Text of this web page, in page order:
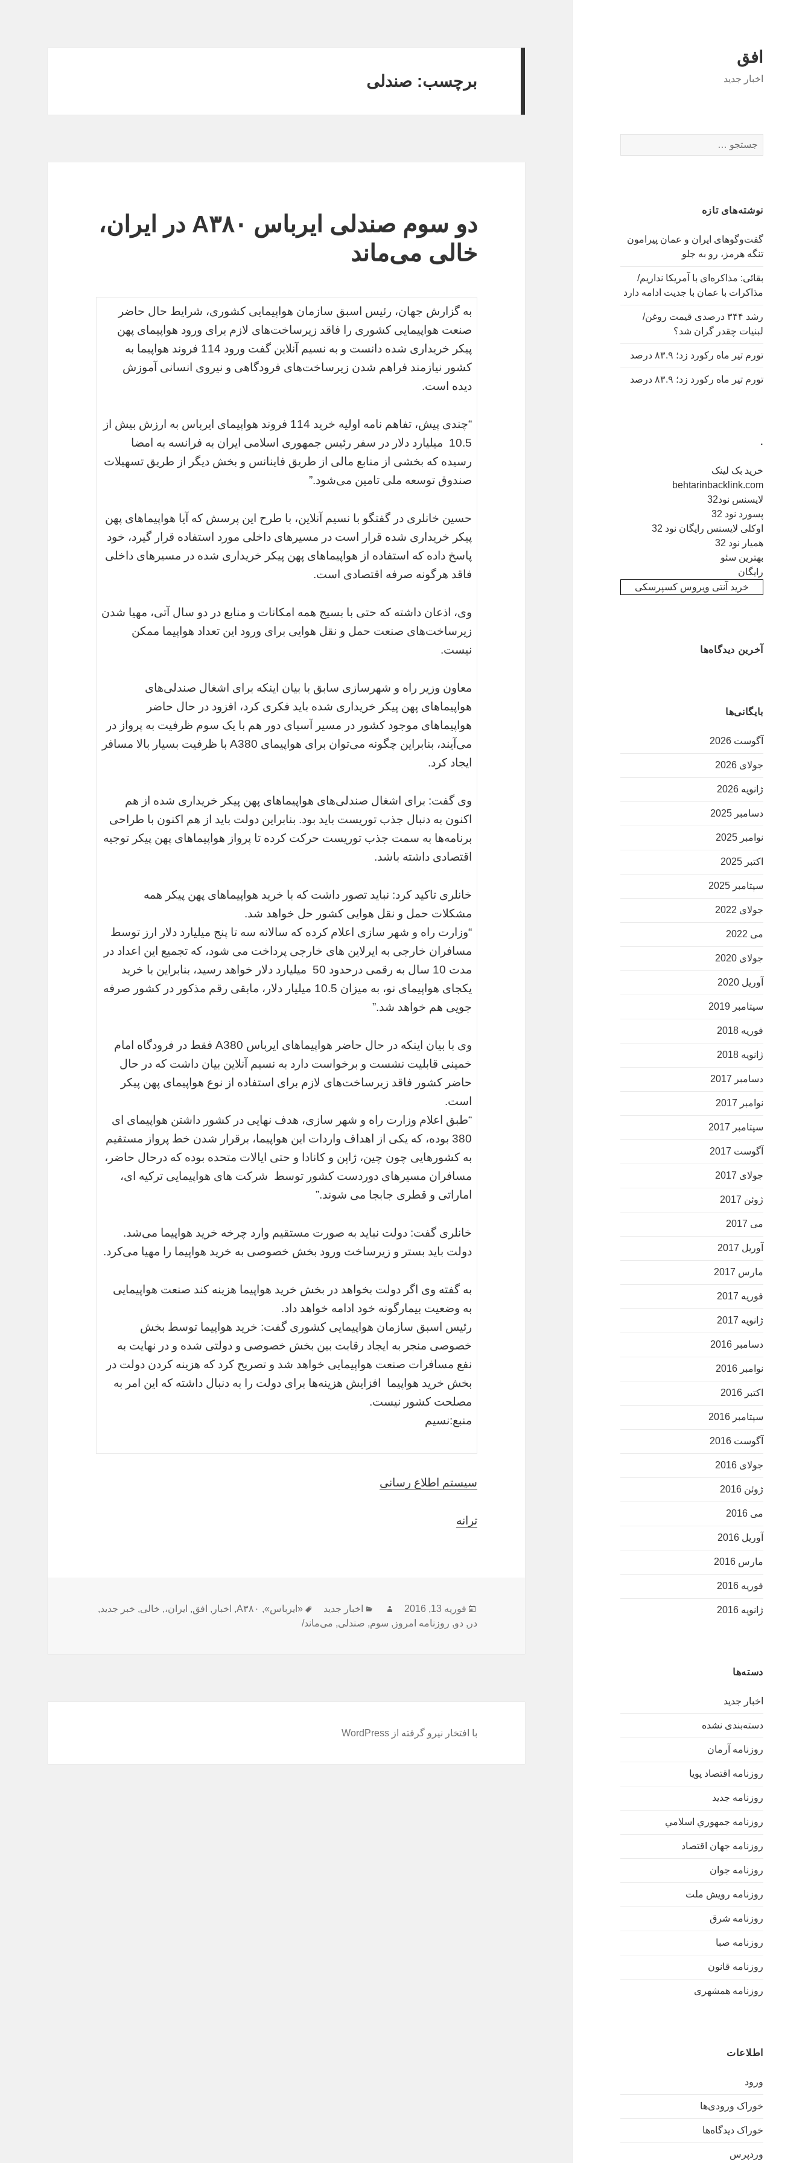
افق
اخبار جدید
برای:
نوشته‌های تازه
گفت‌وگوهای ایران و عمان پیرامون
تنگه هرمز، رو به جلو
بقائی: مذاکره‌ای با آمریکا نداریم/
مذاکرات با عمان با جدیت ادامه دارد
رشد ۳۴۴ درصدی قیمت روغن/
لبنیات چقدر گران شد؟
تورم تیر ماه رکورد زد؛ ۸۳.۹ درصد
تورم تیر ماه رکورد زد؛ ۸۳.۹ درصد
.
خرید بک لینک
behtarinbacklink.com
لایسنس نود32
پسورد نود 32
اوکلی لایسنس رایگان نود 32
همیار نود 32
بهترین سئو
رایگان
خرید آنتی ویروس کسپرسکی
آخرین دیدگاه‌ها
بایگانی‌ها
آگوست 2026
جولای 2026
ژانویه 2026
دسامبر 2025
نوامبر 2025
اکتبر 2025
سپتامبر 2025
جولای 2022
می 2022
جولای 2020
آوریل 2020
سپتامبر 2019
فوریه 2018
ژانویه 2018
دسامبر 2017
نوامبر 2017
سپتامبر 2017
آگوست 2017
جولای 2017
ژوئن 2017
می 2017
آوریل 2017
مارس 2017
فوریه 2017
ژانویه 2017
دسامبر 2016
نوامبر 2016
اکتبر 2016
سپتامبر 2016
آگوست 2016
جولای 2016
ژوئن 2016
می 2016
آوریل 2016
مارس 2016
فوریه 2016
ژانویه 2016
دسته‌ها
اخبار جدید
دسته‌بندی نشده
روزنامه آرمان
روزنامه اقتصاد پویا
روزنامه جدید
روزنامه جمهوري اسلامي
روزنامه جهان اقتصاد
روزنامه جوان
روزنامه رویش ملت
روزنامه شرق
روزنامه صبا
روزنامه قانون
روزنامه همشهری
اطلاعات
ورود
خوراک ورودی‌ها
خوراک دیدگاه‌ها
وردپرس
برچسب: صندلی
دو سوم صندلی ایرباس A۳۸۰ در ایران،
خالی می‌ماند
به گزارش جهان، رئیس اسبق سازمان هواپیمایی کشوری، شرایط حال حاضر
صنعت هواپیمایی کشوری را فاقد زیرساخت‌های لازم برای ورود هواپیمای پهن
پیکر خریداری شده دانست و به نسیم آنلاین گفت ورود 114 فروند هواپیما به
کشور نیازمند فراهم شدن زیرساخت‌های فرودگاهی و نیروی انسانی آموزش
دیده است.
“چندی پیش، تفاهم نامه اولیه خرید 114 فروند هواپیمای ایرباس به ارزش بیش از
10.5 میلیارد دلار در سفر رئیس جمهوری اسلامی ایران به فرانسه به امضا
رسیده که بخشی از منابع مالی از طریق فاینانس و بخش دیگر از طریق تسهیلات
صندوق توسعه ملی تامین می‌شود.”
حسین خانلری در گفتگو با نسیم آنلاین، با طرح این پرسش که آیا هواپیماهای پهن
پیکر خریداری شده قرار است در مسیرهای داخلی مورد استفاده قرار گیرد، خود
پاسخ داده که استفاده از هواپیماهای پهن پیکر خریداری شده در مسیرهای داخلی
فاقد هرگونه صرفه اقتصادی است.
وی، اذعان داشته که حتی با بسیج همه امکانات و منابع در دو سال آتی، مهیا شدن
زیرساخت‌های صنعت حمل و نقل هوایی برای ورود این تعداد هواپیما ممکن
نیست.
معاون وزیر راه و شهرسازی سابق با بیان اینکه برای اشغال صندلی‌های
هواپیماهای پهن پیکر خریداری شده باید فکری کرد، افزود در حال حاضر
هواپیماهای موجود کشور در مسیر آسیای دور هم با یک سوم ظرفیت به پرواز در
می‌آیند، بنابراین چگونه می‌توان برای هواپیمای A380 با ظرفیت بسیار بالا مسافر
ایجاد کرد.
وی گفت: برای اشغال صندلی‌های هواپیماهای پهن پیکر خریداری شده از هم
اکنون به دنبال جذب توریست باید بود. بنابراین دولت باید از هم اکنون با طراحی
برنامه‌ها به سمت جذب توریست حرکت کرده تا پرواز هواپیماهای پهن پیکر توجیه
اقتصادی داشته باشد.
خانلری تاکید کرد: نباید تصور داشت که با خرید هواپیماهای پهن پیکر همه
مشکلات حمل و نقل هوایی کشور حل خواهد شد.
“وزارت راه و شهر سازی اعلام کرده که سالانه سه تا پنج میلیارد دلار ارز توسط
مسافران خارجی به ایرلاین های خارجی پرداخت می شود، که تجمیع این اعداد در
مدت 10 سال به رقمی درحدود 50 میلیارد دلار خواهد رسید، بنابراین با خرید
یکجای هواپیمای نو، به میزان 10.5 میلیار دلار، مابقی رقم مذکور در کشور صرفه
جویی هم خواهد شد.”
وی با بیان اینکه در حال حاضر هواپیماهای ایرباس A380 فقط در فرودگاه امام
خمینی قابلیت نشست و برخواست دارد به نسیم آنلاین بیان داشت که در حال
حاضر کشور فاقد زیرساخت‌های لازم برای استفاده از نوع هواپیمای پهن پیکر
است.
“طبق اعلام وزارت راه و شهر سازی، هدف نهایی در کشور داشتن هواپیمای ای
380 بوده، که یکی از اهداف واردات این هواپیما، برقرار شدن خط پرواز مستقیم
به کشورهایی چون چین، ژاپن و کانادا و حتی ایالات متحده بوده که درحال حاضر،
مسافران مسیرهای دوردست کشور توسط شرکت های هواپیمایی ترکیه ای،
اماراتی و قطری جابجا می شوند.”
خانلری گفت: دولت نباید به صورت مستقیم وارد چرخه خرید هواپیما می‌شد.
دولت باید بستر و زیرساخت ورود بخش خصوصی به خرید هواپیما را مهیا می‌کرد.
به گفته وی اگر دولت بخواهد در بخش خرید هواپیما هزینه کند صنعت هواپیمایی
به وضعیت بیمارگونه خود ادامه خواهد داد.
رئیس اسبق سازمان هواپیمایی کشوری گفت: خرید هواپیما توسط بخش
خصوصی منجر به ایجاد رقابت بین بخش خصوصی و دولتی شده و در نهایت به
نفع مسافرات صنعت هواپیمایی خواهد شد و تصریح کرد که هزینه کردن دولت در
بخش خرید هواپیما افزایش هزینه‌ها برای دولت را به دنبال داشته که این امر به
مصلحت کشور نیست.
منبع:نسیم
سیستم اطلاع رسانی
ترانه
ارسال
شده
فوریه 13, 2016 نویسندهدسته‌ها
اخبار جدید برچسب‌ها
«ایرباس», A۳۸۰, اخبار , افق, ایران،, خالی, خبر جدید,
در , دو, روزنامه امروز , سوم, صندلی, می‌ماند/
با افتخار نیرو گرفته از WordPress